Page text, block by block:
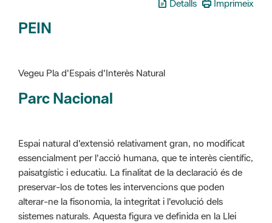
Vegeu Pla d'Espais d'Interès Natural
Espai natural d'extensió relativament gran, no modificat
preservar-los de totes les intervencions que poden
alterar-ne la fisonomia, la integritat i l'evolució dels
sistemes naturals. Aquesta figura ve definida en la Llei
12/1985, de 13 de juny, d'espais naturals.
Parc Natural